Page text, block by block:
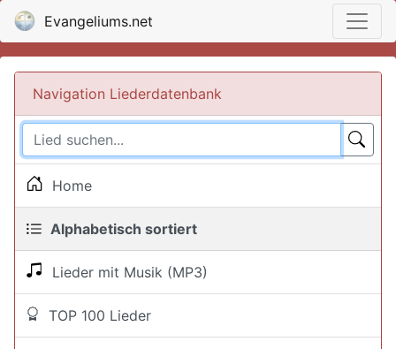
Evangeliums.net
Navigation Liederdatenbank
Home
Alphabetisch sortiert
Lieder mit Musik (MP3)
TOP 100 Lieder